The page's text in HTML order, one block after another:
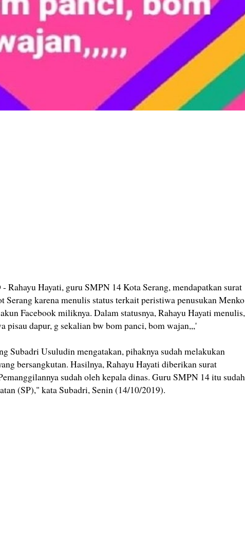
Hayati, guru SMPN 14 Kota Serang, mendapatkan surat
Serang karena menulis status terkait peristiwa penusukan Menko
Facebook miliknya. Dalam statusnya, Rahayu Hayati menulis,
pisau dapur, g sekalian bw bom panci, bom wajan,,,'
Subadri Usuludin mengatakan, pihaknya sudah melakukan
bersangkutan. Hasilnya, Rahayu Hayati diberikan surat
sudah oleh kepala dinas. Guru SMPN 14 itu sudah
(SP)," kata Subadri, Senin (14/10/2019).